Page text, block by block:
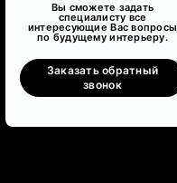
Вы сможете задать
специалисту все
интересующие Вас вопросы
по будущему интерьеру.
Заказать обратный
звонок